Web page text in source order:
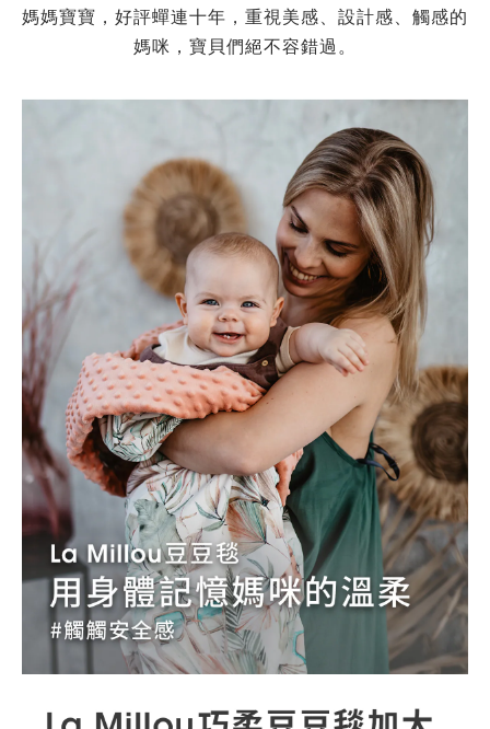
媽媽寶寶，好評蟬連十年，重視美感、設計感、觸感的
媽咪，寶貝們絕不容錯過。